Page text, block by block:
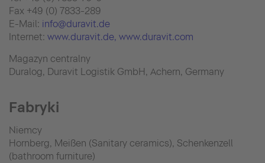
Fax +49 (0) 7833-289
E-Mail: info@duravit.de
Internet: www.duravit.de, www.duravit.com
Magazyn centralny
Duralog, Duravit Logistik GmbH, Achern, Germany
Fabryki
Niemcy
Hornberg, Meißen (Sanitary ceramics), Schenkenzell
(bathroom furniture)